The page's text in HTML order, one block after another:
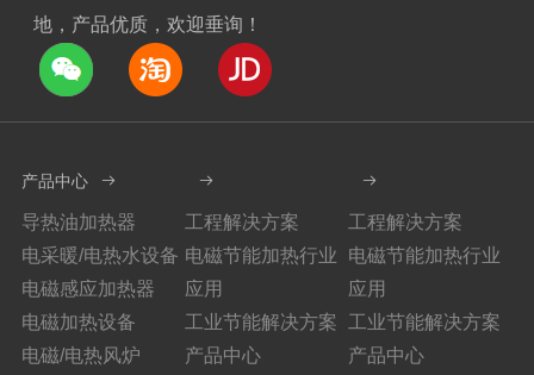
地，产品优质，欢迎垂询！
产品中心
导热油加热器
电采暖/电热水设备
电磁感应加热器
电磁加热设备
电磁/电热风炉
工程解决方案
电磁节能加热行业
应用
工业节能解决方案
产品中心
工程解决方案
电磁节能加热行业
应用
工业节能解决方案
产品中心